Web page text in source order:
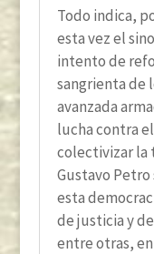
Todo indica,
esta vez el
intento de
sangrienta de
avanzada
lucha contra
colectivizar la
Gustavo Petro
esta
de justicia y
entre otras,